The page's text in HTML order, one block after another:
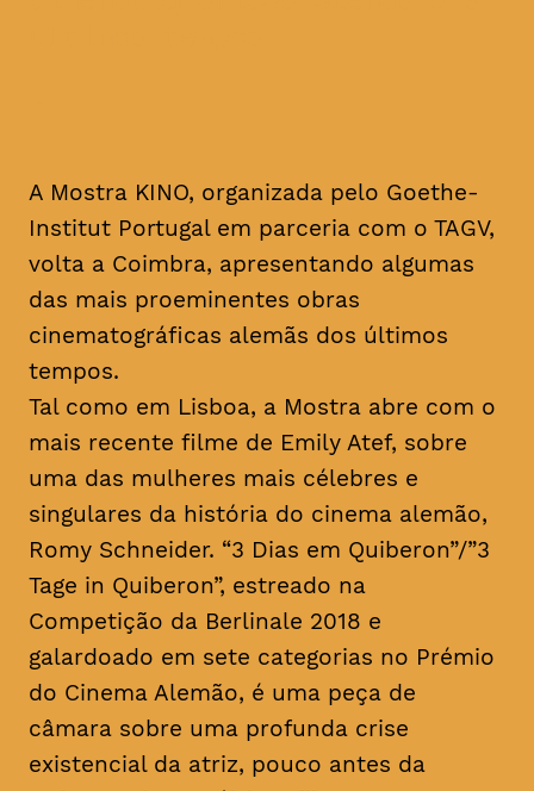
A Mostra KINO, organizada pelo Goethe-
Institut Portugal em parceria com o TAGV,
volta a Coimbra, apresentando algumas
das mais proeminentes obras
cinematográficas alemãs dos últimos
tempos.
Tal como em Lisboa, a Mostra abre com o
mais recente filme de Emily Atef, sobre
uma das mulheres mais célebres e
singulares da história do cinema alemão,
Romy Schneider. “3 Dias em Quiberon”/”3
Tage in Quiberon”, estreado na
Competição da Berlinale 2018 e
galardoado em sete categorias no Prémio
do Cinema Alemão, é uma peça de
câmara sobre uma profunda crise
existencial da atriz, pouco antes da